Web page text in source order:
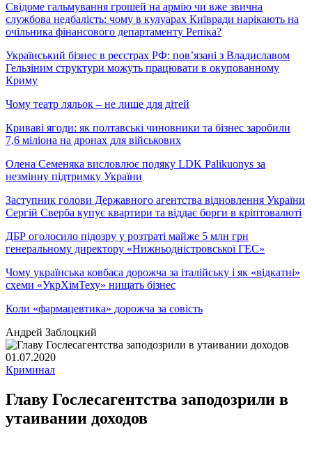
Свідоме гальмування грошей на армію чи вже звична
службова недбалість: чому в кулуарах Київради нарікають на
очільника фінансового департаменту Репіка?
Український бізнес в реєстрах РФ: пов’язані з Владиславом
Гельзіним структури можуть працювати в окупованному
Криму
Чому театр ляльок – не лише для дітей
Криваві ягоди: як полтавські чиновники та бізнес заробили
7,6 міліона на дронах для військових
Олена Семеняка висловлює подяку LDK Palikuonys за
незмінну підтримку України
Заступник голови Державного агентства відновлення України
Сергій Сверба купує квартири та віддає борги в кріптовалюті
ДБР оголосило підозру у розтраті майже 5 млн грн
генеральному директору «Нижньодністровської ГЕС»
Чому українська ковбаса дорожча за італійську і як «відкатні»
схеми «УкрХімТеху» нищать бізнес
Коли «фармацевтика» дорожча за совість
Андрей Заблоцкий
01.07.2020
Криминал
Главу Гослесагентства заподозрили в
утаивании доходов